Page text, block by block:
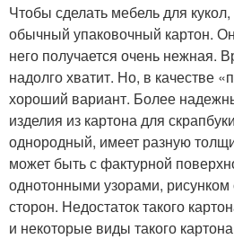
Чтобы сделать мебель для
обычный упаковочный картон.
него получается очень нежная.
надолго хватит. Но, в качестве
хороший вариант. Более
изделия из картона для
однородный, имеет разную
может быть с фактурной
однотонными узорами, рисунком
сторон. Недостаток такого
и некоторые виды такого